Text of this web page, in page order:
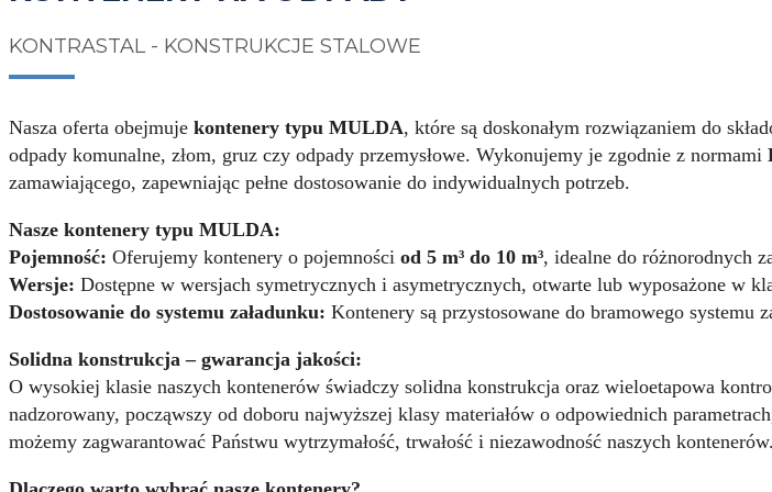
KONTRASTAL - KONSTRUKCJE STALOWE
Nasza oferta obejmuje kontenery typu MULDA, które są doskonałym rozwiązaniem do
odpady komunalne, złom, gruz czy odpady przemysłowe. Wykonujemy je zgodnie z normami
zamawiającego, zapewniając pełne dostosowanie do indywidualnych potrzeb.
Nasze kontenery typu MULDA:
Pojemność: Oferujemy kontenery o pojemności od 5 m³ do 10 m³, idealne do różnorodnych
Wersje: Dostępne w wersjach symetrycznych i asymetrycznych, otwarte lub wyposażone w
Dostosowanie do systemu załadunku: Kontenery są przystosowane do bramowego systemu
Solidna konstrukcja – gwarancja jakości:
O wysokiej klasie naszych kontenerów świadczy solidna konstrukcja oraz wieloetapowa
nadzorowany, począwszy od doboru najwyższej klasy materiałów o odpowiednich
możemy zagwarantować Państwu wytrzymałość, trwałość i niezawodność naszych kontenerów.